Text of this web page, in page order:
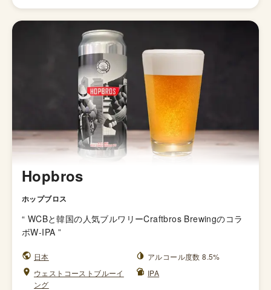
Hopbros
ホップブロス
“ WCBと韓国の人気ブルワリーCraftbros Brewingのコラ
ボW-IPA ”
日本
アルコール度数 8.5%
ウェストコーストブルーイ
ング
IPA